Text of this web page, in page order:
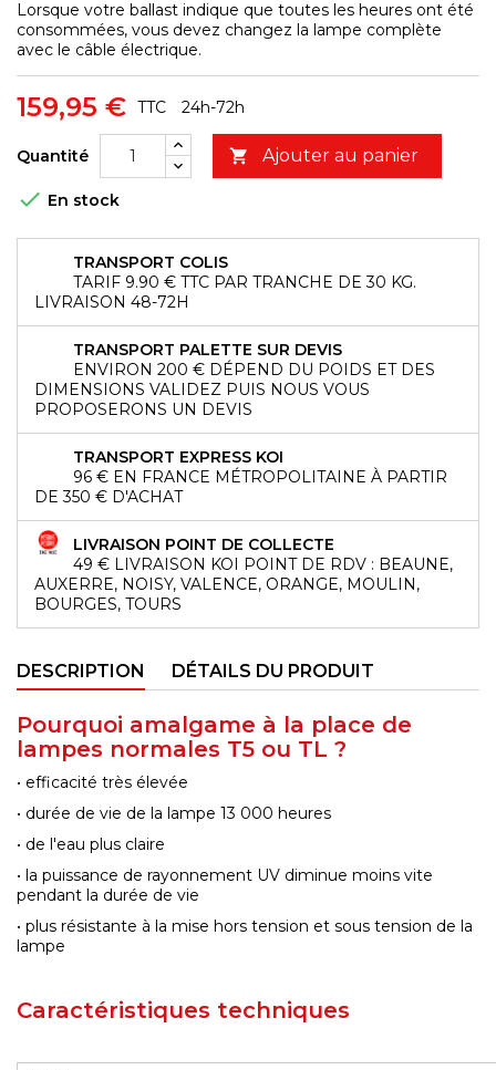
Lorsque votre ballast indique que toutes les heures ont été
consommées, vous devez changez la lampe complète
avec le câble électrique.
159,95 € TTC 24h-72h
Quantité  Ajouter au panier
 En stock
TRANSPORT COLIS
TARIF 9.90 € TTC PAR TRANCHE DE 30 KG.
LIVRAISON 48-72H
TRANSPORT PALETTE SUR DEVIS
ENVIRON 200 € DÉPEND DU POIDS ET DES
DIMENSIONS VALIDEZ PUIS NOUS VOUS
PROPOSERONS UN DEVIS
TRANSPORT EXPRESS KOI
96 € EN FRANCE MÉTROPOLITAINE À PARTIR
DE 350 € D'ACHAT
LIVRAISON POINT DE COLLECTE
49 € LIVRAISON KOI POINT DE RDV : BEAUNE,
AUXERRE, NOISY, VALENCE, ORANGE, MOULIN,
BOURGES, TOURS
DESCRIPTION DÉTAILS DU PRODUIT
Pourquoi amalgame à la place de
lampes normales T5 ou TL ?
• efficacité très élevée
• durée de vie de la lampe 13 000 heures
• de l'eau plus claire
• la puissance de rayonnement UV diminue moins vite
pendant la durée de vie
• plus résistante à la mise hors tension et sous tension de la
lampe
Caractéristiques techniques